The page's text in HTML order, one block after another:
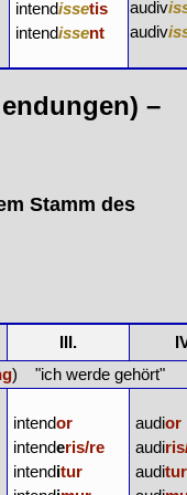
intendissetis
intendissent
audiv
audiv
–
Stamm des
III.
) "ich werde gehört"
intendor
intenderis/re
intenditur
audior
audi
auditur